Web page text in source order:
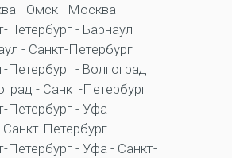
- Омск - Москва
Петербург - Барнаул
- Санкт-Петербург
Петербург - Волгоград
- Санкт-Петербург
Петербург - Уфа
Петербург
Петербург - Уфа - Санкт-